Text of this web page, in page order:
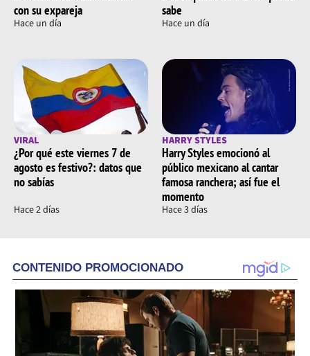
con su expareja
Hace un día
sabe
Hace un día
VIRAL
¿Por qué este viernes 7 de
agosto es festivo?: datos que
no sabías
Hace 2 días
HARRY STYLES
Harry Styles emocionó al
público mexicano al cantar
famosa ranchera; así fue el
momento
Hace 3 días